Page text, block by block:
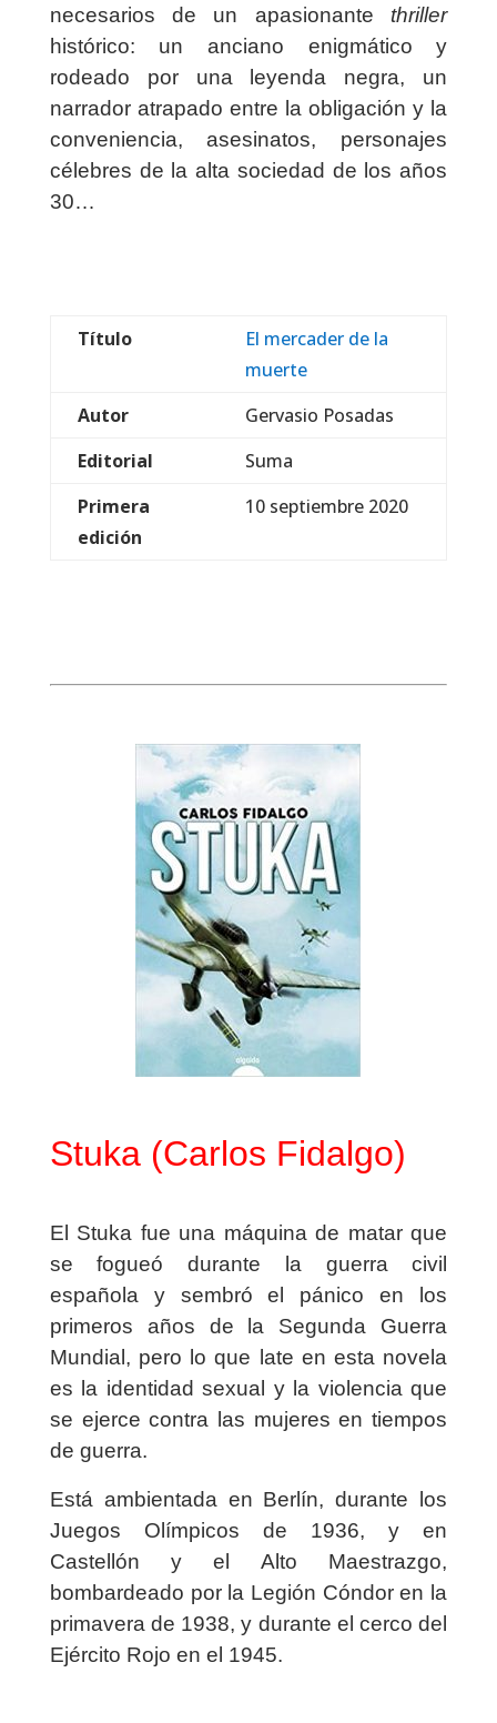
necesarios de un apasionante thriller
histórico: un anciano enigmático y
rodeado por una leyenda negra, un
narrador atrapado entre la obligación y la
conveniencia, asesinatos, personajes
célebres de la alta sociedad de los años
30…
Título
El mercader de la
muerte
Autor
Gervasio Posadas
Editorial
Suma
Primera
edición
10 septiembre 2020
Stuka (Carlos Fidalgo)
El Stuka fue una máquina de matar que
se fogueó durante la guerra civil
española y sembró el pánico en los
primeros años de la Segunda Guerra
Mundial, pero lo que late en esta novela
es la identidad sexual y la violencia que
se ejerce contra las mujeres en tiempos
de guerra.
Está ambientada en Berlín, durante los
Juegos Olímpicos de 1936, y en
Castellón y el Alto Maestrazgo,
bombardeado por la Legión Cóndor en la
primavera de 1938, y durante el cerco del
Ejército Rojo en el 1945.